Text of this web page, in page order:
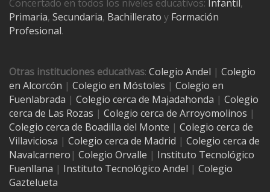
Concertado en todos los niveles educativos: Infantil,
Primaria, Secundaria, Bachillerato y Formación
Profesional.
Otras instituciones educativas: Colegio Andel | Colegio
en Alcorcón | Colegio en Móstoles | Colegio en
Fuenlabrada | Colegio cerca de Majadahonda | Colegio
cerca de Las Rozas | Colegio cerca de Arroyomolinos |
Colegio cerca de Boadilla del Monte | Colegio cerca de
Villaviciosa | Colegio cerca de Madrid | Colegio cerca de
Navalcarnero | Colegio Orvalle | Instituto Tecnológico
Fuenllana | Instituto Tecnológico Andel | Colegio
Gaztelueta